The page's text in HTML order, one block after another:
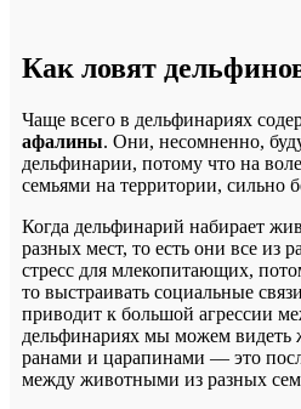
Как ловят
Чаще всего в дельфинариях
афалины. Они, несомненно,
дельфинарии, потому что на
семьями на территории, сильно
Когда дельфинарий набирает
разных мест, то есть они все из
стресс для млекопитающих,
то выстраивать социальные
приводит к большой агрессии
дельфинариях мы можем видеть
ранами и царапинами — это
между животными из разных